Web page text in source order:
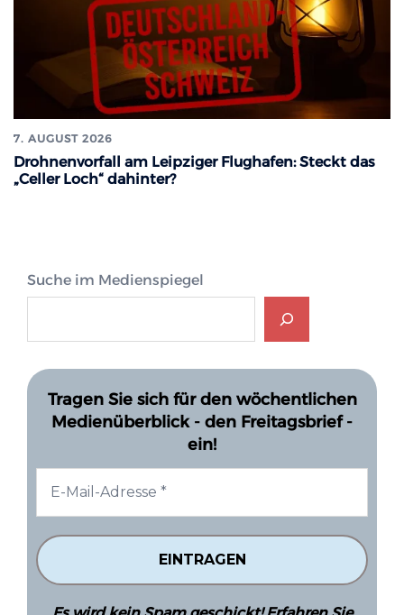
7. AUGUST 2026
Drohnenvorfall am Leipziger Flughafen: Steckt das
„Celler Loch“ dahinter?
Suche im Medienspiegel
Tragen Sie sich für den wöchentlichen
Medienüberblick - den Freitagsbrief -
ein!